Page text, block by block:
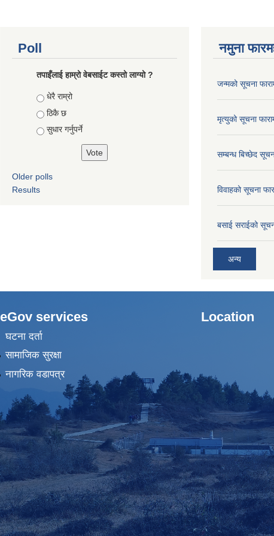
Poll
तपाइँलाई हाम्रो वेबसाईट कस्तो लाग्यो ?
Choices
धेरै राम्रो
ठिकै छ
सुधार गर्नुपर्ने
Older polls
Results
नमुना
जन्मको सूचना
मृत्युको सूचना
सम्बन्ध बिच्छेद
विवाहको सूचना
बसाई सराईको
अन्य
eGov services
घटना दर्ता
सामाजिक सुरक्षा
नागरिक वडापत्र
Location